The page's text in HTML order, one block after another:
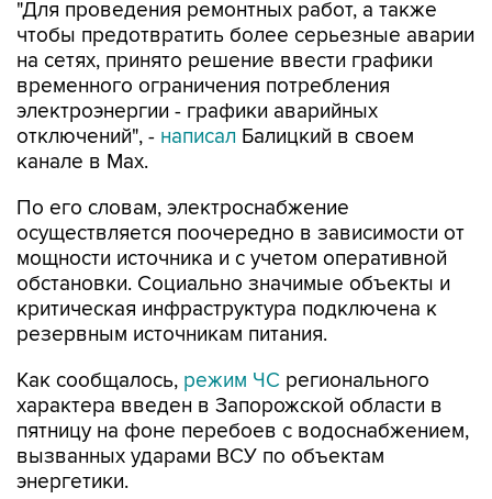
на сетях, принято решение ввести графики
временного ограничения потребления
электроэнергии - графики аварийных
отключений", -написалБалицкий в своем
канале в Max.
По его словам, электроснабжение
мощности источника и с учетом оперативной
обстановки. Социально значимые объекты и
критическая инфраструктура подключена к
резервным источникам питания.
Как сообщалось,режим ЧСрегионального
пятницу на фоне перебоев с водоснабжением,
вызванных ударами ВСУ по объектам
энергетики.
Запорожская область